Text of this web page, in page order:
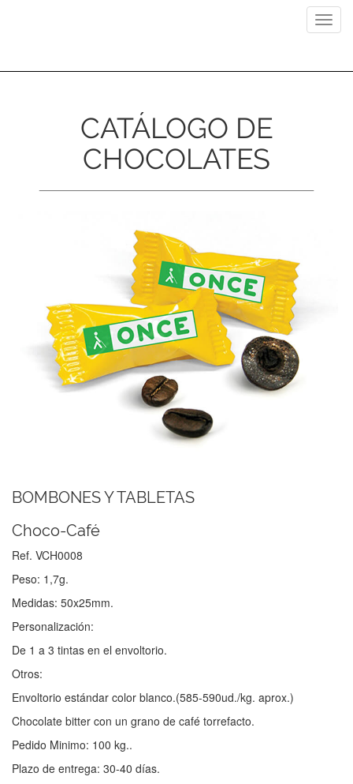
CATÁLOGO DE
CHOCOLATES
BOMBONES Y TABLETAS
Choco-Café
Ref. VCH0008
Peso: 1,7g.
Medidas: 50x25mm.
Personalización:
De 1 a 3 tintas en el envoltorio.
Otros:
Envoltorio estándar color blanco.(585-590ud./kg. aprox.)
Chocolate bitter con un grano de café torrefacto.
Pedido Minimo: 100 kg..
Plazo de entrega: 30-40 días.
Next